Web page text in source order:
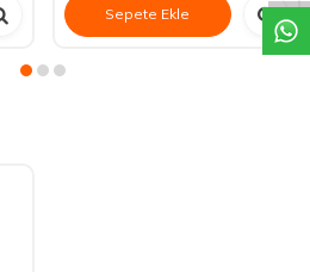
Sepete Ekle